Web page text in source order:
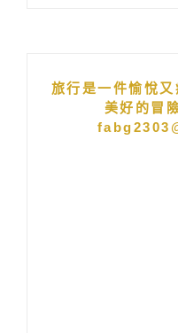
旅行是一件愉悅
美好的冒